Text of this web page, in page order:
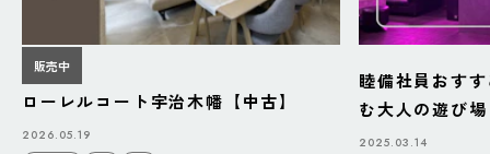
販売中
ローレルコート宇治木幡【中古】
2026.05.19
睦備社員おす
む大人の遊び
BAZAAR」
2025.03.14